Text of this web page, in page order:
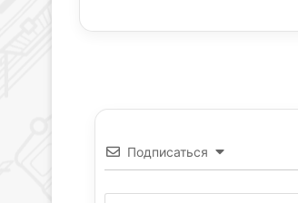
Подписаться